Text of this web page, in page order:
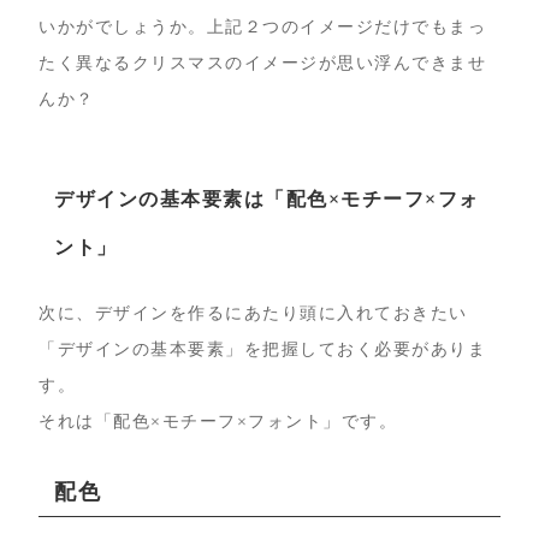
いかがでしょうか。上記２つのイメージだけでもまっ
たく異なるクリスマスのイメージが思い浮んできませ
んか？
デザインの基本要素は「配色×モチーフ×フォ
ント」
次に、デザインを作るにあたり頭に入れておきたい
「デザインの基本要素」を把握しておく必要がありま
す。
それは「配色×モチーフ×フォント」です。
配色